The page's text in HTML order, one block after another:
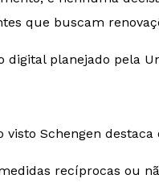
que buscam
planejado pela
Schengen
recíprocas ou